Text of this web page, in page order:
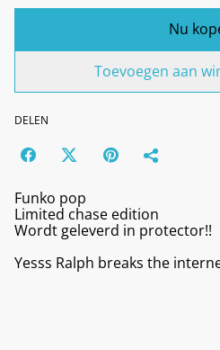
Nu
Toevoegen aan
DELEN
Funko pop
Limited chase edition
Wordt geleverd in protector!!
Yesss Ralph breaks the